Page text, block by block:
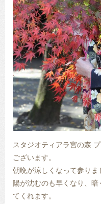
スタジオティアラ宮の森
ございます。
朝晩が涼しくなって参りま
陽が沈むのも早くなり、
てくれます。